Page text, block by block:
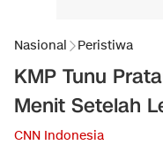
Nasional Peristiwa
KMP Tunu
Menit Setelah
CNN Indonesia